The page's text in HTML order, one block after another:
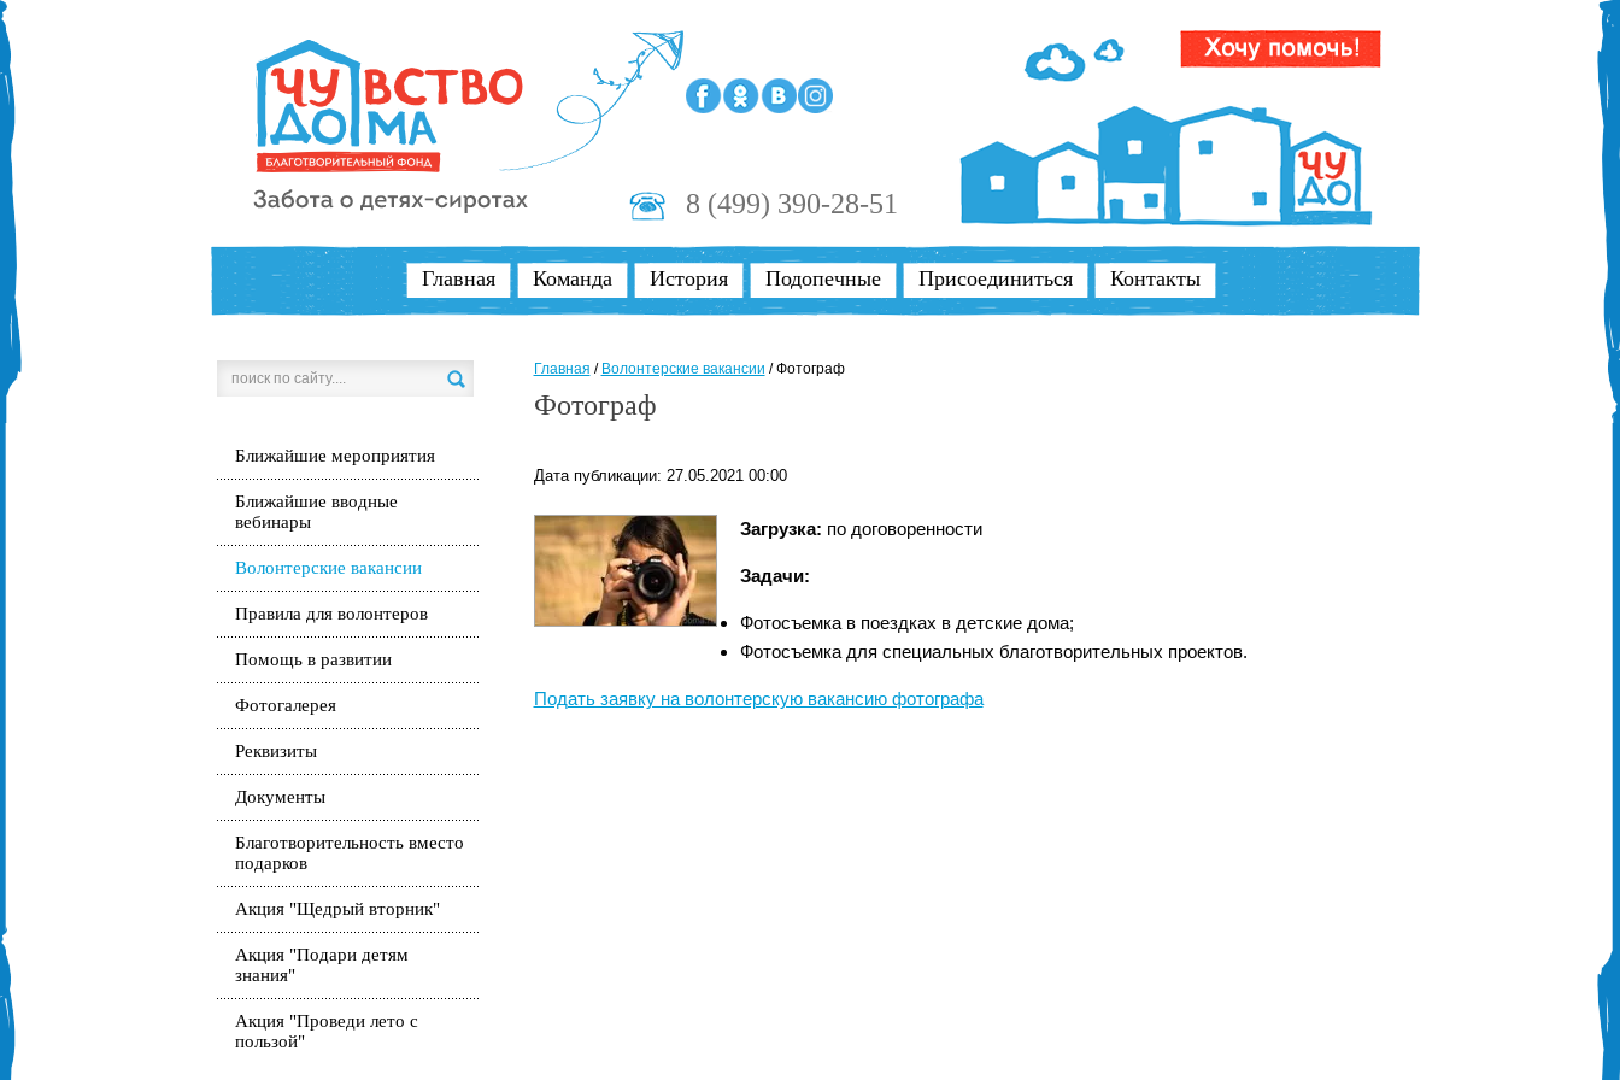
Главная Команда История Подопечные Присоединиться Контакты
8 (499) 390-28-51
Ближайшие мероприятия
Ближайшие вводные
вебинары
Волонтерские вакансии
Правила для волонтеров
Помощь в развитии
Фотогалерея
Реквизиты
Документы
Благотворительность вместо
подарков
Акция "Щедрый вторник"
Акция "Подари детям
знания"
Акция "Проведи лето с
пользой"
Главная / Волонтерские вакансии /Фотограф
Фотограф
Дата публикации: 27.05.2021 00:00
Загрузка: по договоренности
Задачи:
Фотосъемка в поездках в детские дома;
Фотосъемка для специальных благотворительных проектов.
Подать заявку на волонтерскую вакансию фотографа